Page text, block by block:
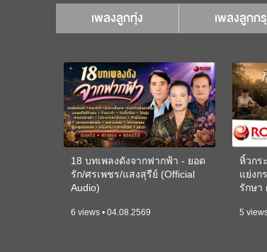
เพลงลูกทุ่ง เพลงลูกก
18 บทเพลงดังจากฟากฟ้า - ยอด
รัก/ศรเพชร/แสงสุรีย์ (Official
Audio)
6 views • 04.08.2569
หิ้วกร
แย่งก
รักษา
5